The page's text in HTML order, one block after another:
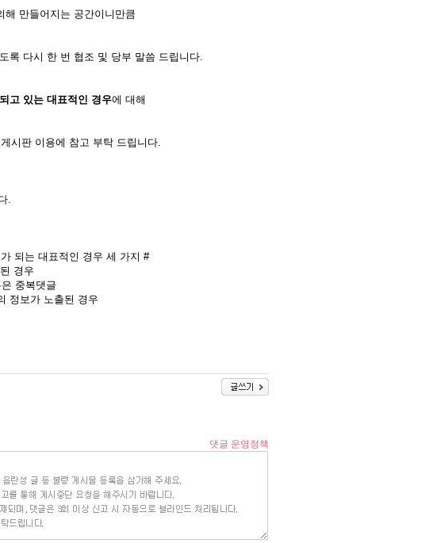
해 만들어지는 공간이니만큼
록 다시 한 번 협조 및 당부 말씀 드립니다.
고 있는 대표적인 경우에 대해
시판 이용에 참고 부탁 드립니다.
.
되는 대표적인 경우 세 가지 #
경우
중복댓글
정보가 노출된 경우​